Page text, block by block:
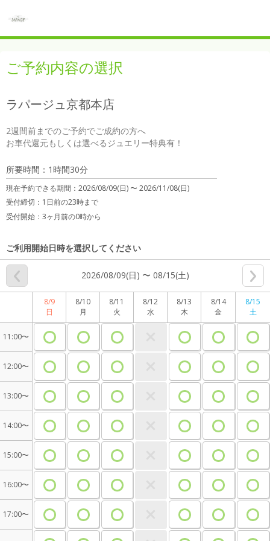
ご予約内容の選択
ラパージュ京都本店
2週間前までのご予約でご成約の方へ
お車代還元もしくは選べるジュエリー特典有！
所要時間：1時間30分
現在予約できる期間： 2026/08/09(日) 〜2026/11/08(日)
受付締切： 1日前の23時まで
受付開始： 3ヶ月前の0時から
ご利用開始日時を選択してください
2026/08/09(日) 〜 08/15(土)
8/9
日
8/10
月
8/11
火
8/12
水
8/13
木
8/14
金
8/15
土
11:00〜
12:00〜
13:00〜
14:00〜
15:00〜
16:00〜
17:00〜